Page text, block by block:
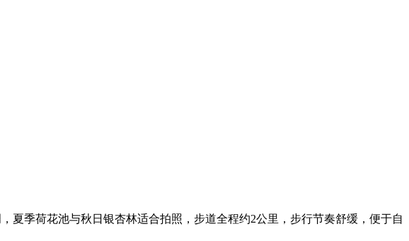
夏季荷花池与秋日银杏林适合拍照，步道全程约2公里，步行节奏舒缓，便于自